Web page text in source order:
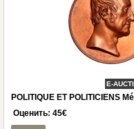
E-
POLITIQUE ET POLITICIENS
Оценить: 45€